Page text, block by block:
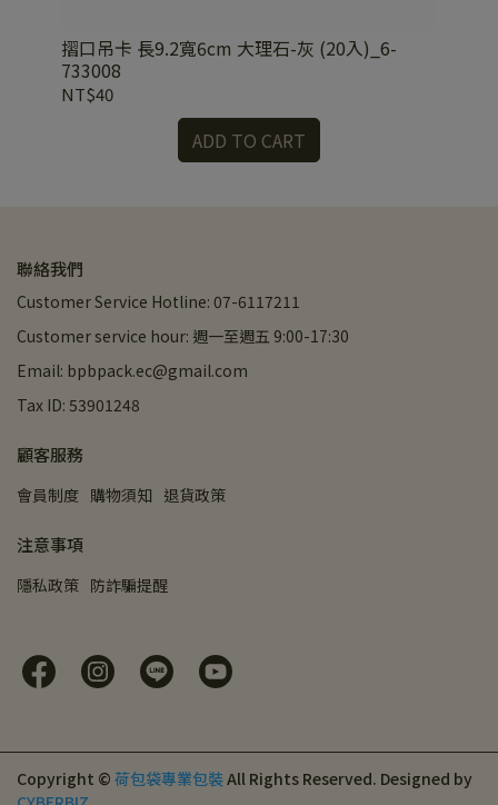
摺口吊卡 長9.2寬6cm 大理石-灰 (20入)_6-
733008
NT$40
ADD TO CART
聯絡我們
Customer Service Hotline: 07-6117211
Customer service hour: 週一至週五 9:00-17:30
Email: bpbpack.ec@gmail.com
Tax ID: 53901248
顧客服務
會員制度 購物須知 退貨政策
注意事項
隱私政策 防詐騙提醒
Copyright © 荷包袋專業包裝All Rights Reserved. Designed by